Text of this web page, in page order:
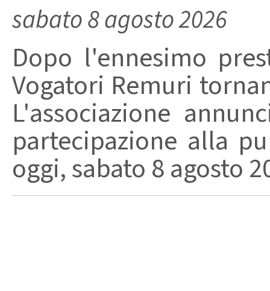
sabato 8 agosto 2026
Dopo l'ennesimo
Vogatori Remuri
L'associazione
partecipazione alla
oggi, sabato 8 agosto